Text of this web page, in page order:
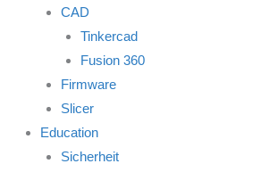
CAD
Tinkercad
Fusion 360
Firmware
Slicer
Education
Sicherheit